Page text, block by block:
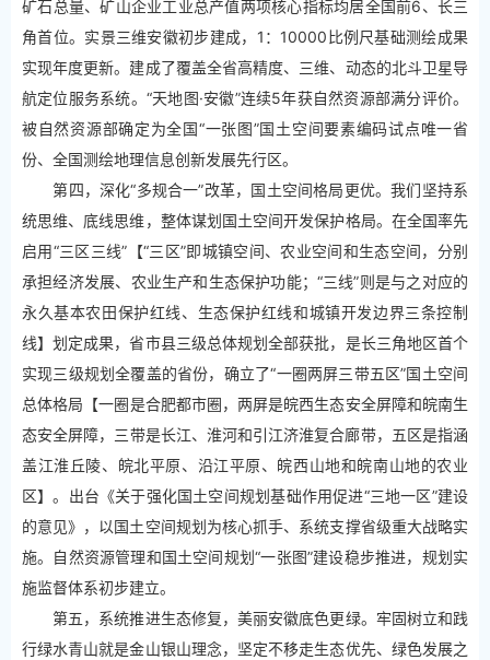
矿石总量、矿山企业工业总产值两项核心指标均居全国前6、长三
角首位。实景三维安徽初步建成，1：10000比例尺基础测绘成果
实现年度更新。建成了覆盖全省高精度、三维、动态的北斗卫星导
航定位服务系统。“天地图·安徽”连续5年获自然资源部满分评价。
被自然资源部确定为全国“一张图”国土空间要素编码试点唯一省
份、全国测绘地理信息创新发展先行区。
第四，深化“多规合一”改革，国土空间格局更优。我们坚持系
统思维、底线思维，整体谋划国土空间开发保护格局。在全国率先
启用“三区三线”【“三区”即城镇空间、农业空间和生态空间，分别
承担经济发展、农业生产和生态保护功能；“三线”则是与之对应的
永久基本农田保护红线、生态保护红线和城镇开发边界三条控制
线】划定成果，省市县三级总体规划全部获批，是长三角地区首个
实现三级规划全覆盖的省份，确立了“一圈两屏三带五区”国土空间
总体格局【‌一圈是合肥都市圈，‌两屏是皖西生态安全屏障和皖南生
态安全屏障，‌三带是长江、淮河和引江济淮复合廊带，五区‌是指涵
盖江淮丘陵、皖北平原、沿江平原、皖西山地和皖南山地的农业
区】。出台《关于强化国土空间规划基础作用促进“三地一区”建设
的意见》，以国土空间规划为核心抓手、系统支撑省级重大战略实
施。自然资源管理和国土空间规划“一张图”建设稳步推进，规划实
施监督体系初步建立。
第五，系统推进生态修复，美丽安徽底色更绿。牢固树立和践
行绿水青山就是金山银山理念，坚定不移走生态优先、绿色发展之